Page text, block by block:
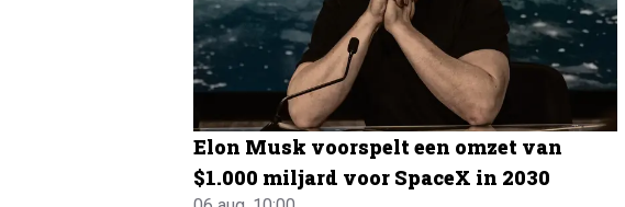
Elon Musk voorspelt een omzet van
$1.000 miljard voor SpaceX in 2030